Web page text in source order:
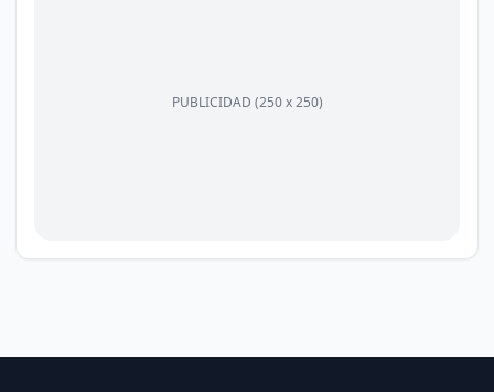
PUBLICIDAD (250 x 250)